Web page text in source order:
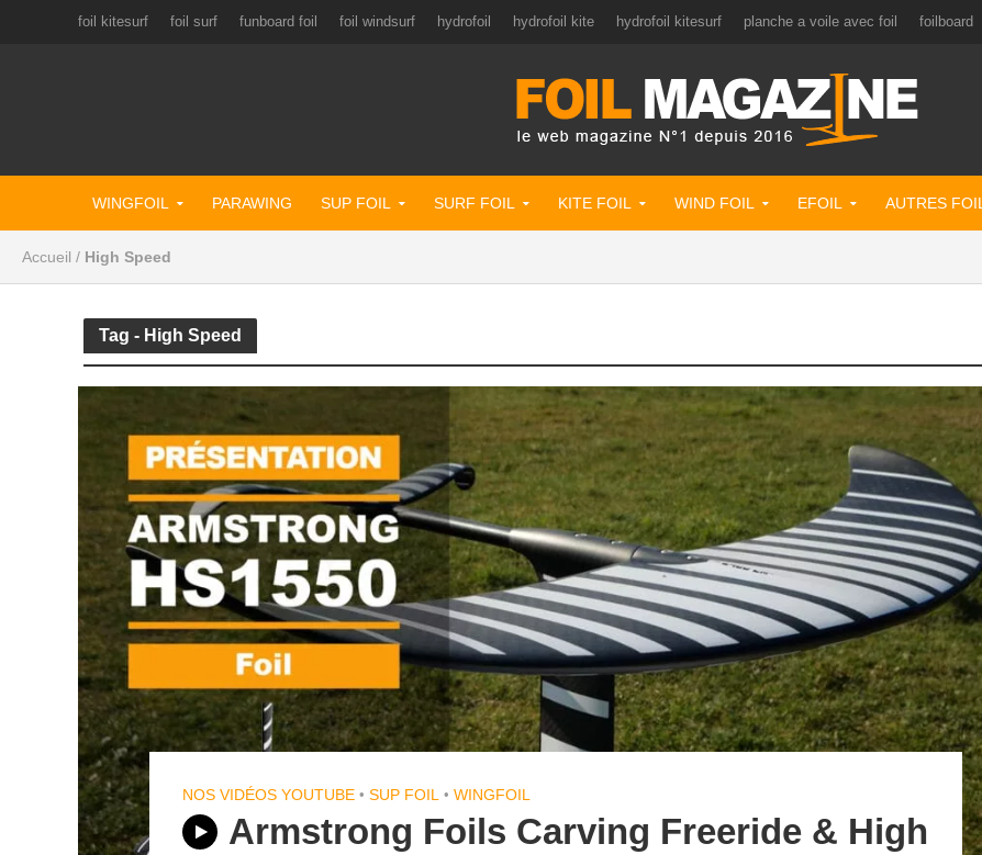
foil kitesurf foil surf funboard foil foil windsurf hydrofoil hydrofoil kite hydrofoil kitesurf planche a voile avec foil foilboard
WINGFOIL PARAWING SUP FOIL SURF FOIL KITE FOIL WIND FOIL EFOIL AUTRES FOIL
Accueil / High Speed
Tag - High Speed
NOS VIDÉOS YOUTUBE • SUP FOIL • WINGFOIL
Armstrong Foils Carving Freeride & High